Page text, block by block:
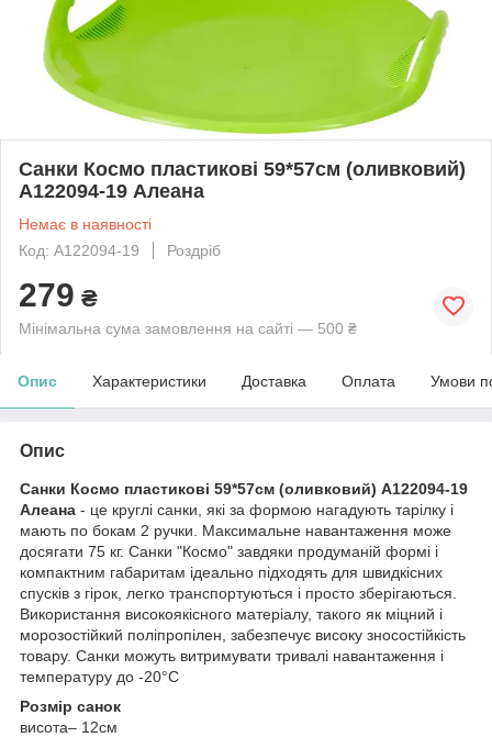
Санки Космо пластикові 59*57см (оливковий)
А122094-19 Алеана
Немає в наявності
Код: А122094-19
Роздріб
279 ₴
Мінімальна сума замовлення на сайті — 500 ₴
Опис Характеристики Доставка Оплата Умови
Опис
Санки Космо пластикові 59*57см (оливковий) А122094-19
Алеана - це круглі санки, які за формою нагадують тарілку і
мають по бокам 2 ручки. Максимальне навантаження може
досягати 75 кг. Санки "Космо" завдяки продуманій формі і
компактним габаритам ідеально підходять для швидкісних
спусків з гірок, легко транспортуються і просто зберігаються.
Використання високоякісного матеріалу, такого як міцний і
морозостійкий поліпропілен, забезпечує високу зносостійкість
товару. Санки можуть витримувати тривалі навантаження і
температуру до -20°C
Розмір санок
висота– 12см